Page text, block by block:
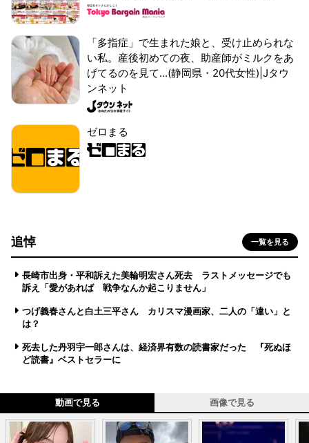
「多指症」で生まれた娘と、受け止められな
い私。産後初めての夜、助産師がミルクをあ
げてるのを見て...(静岡県・20代女性)|Jタウ
ンネット
ゼロまる
追悼 一覧を見る
長崎市出身・平和訴えた美輪明宏さん死去 ラストメッセージでも
訴え「愛があれば 戦争なんか起こりません」
つげ義春さんと白土三平さん カリスマ漫画家、二人の「違い」と
は？
死去した丹羽宇一郎さんは、経済界有数の読書家だった 『死ぬほ
ど読書』ベストセラーに
動画で見る 画像で見る